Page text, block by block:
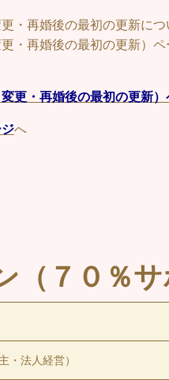
・再婚後の最初の更新につ
・再婚後の最初の更新）
更・再婚後の最初の更新）
へ
（７０％サ
・法人経営）